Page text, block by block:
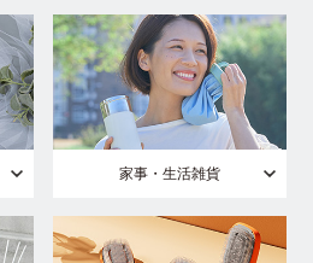
家事・生活雑貨